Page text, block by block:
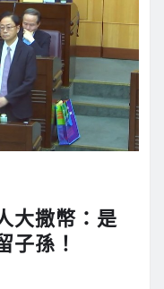
大撒幣：是
子孫！